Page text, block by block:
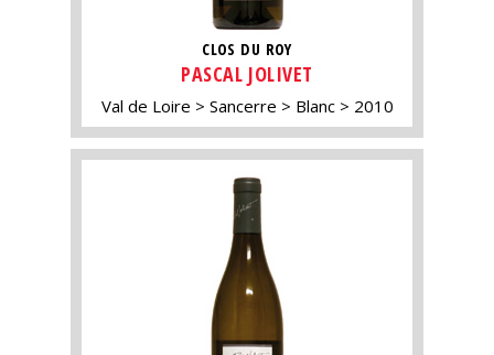
CLOS DU ROY
PASCAL JOLIVET
Val de Loire Sancerre Blanc 2010